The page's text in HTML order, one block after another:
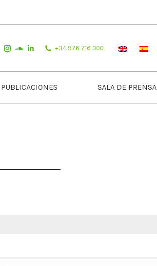
+34 976 716 300
PUBLICACIONES SALA DE PRENSA